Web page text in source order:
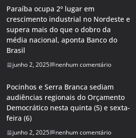
Paraíba ocupa 2º lugar em
crescimento industrial no Nordeste e
supera mais do que o dobro da
média nacional, aponta Banco do
Brasil
junho 2, 2025 nenhum comentário
Pocinhos e Serra Branca sediam
audiências regionais do Orçamento
Democrático nesta quinta (5) e sexta-
feira (6)
junho 2, 2025 nenhum comentário